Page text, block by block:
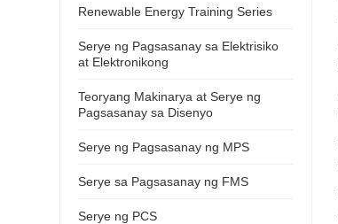
Renewable Energy Training Series
Serye ng Pagsasanay sa Elektrisiko
at Elektronikong
Teoryang Makinarya at Serye ng
Pagsasanay sa Disenyo
Serye ng Pagsasanay ng MPS
Serye sa Pagsasanay ng FMS
Serye ng PCS